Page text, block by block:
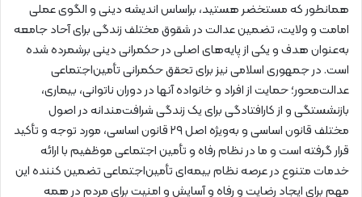
همانطور که مستخضر هستید، براساس اندیشه دینی و الگوی عملی
امامت و ولایت، تضمین عدالت در شقوق مختلف زندگی برای آحاد جامعه
به‌عنوان هدف و یکی از پایه‌های اصلی در حکمرانی دینی برشمرده شده
است. در جمهوری اسلامی نیز برای تحقق حکمرانی تأمین‌اجتماعی
عدالت‌محور؛ حمایت از افراد و خانواده آنها در دوران ناتوانی، بیماری،
بازنشستگی و از کارافتادگی برای یک زندگی شرافت‌مندانه در اصول
مختلف قانون اساسی و به‌ویژه اصل ۲۹ قانون اساسی، مورد توجه و تأکید
قرار گرفته است و ما در نظام رفاه و تأمین اجتماعی موظفیم با ارائه
خدمات متنوع در عرصه نظام بیمه‌ای تأمین‌اجتماعی تضمین کننده این
مهم برای ایجاد رضایت و رفاه و آسایش و امنیت برای مردم در همه